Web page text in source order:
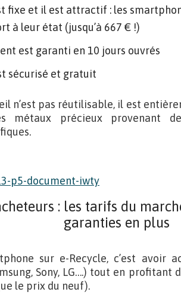
fixe et il est attractif : les
à leur état (jusqu’à 667 € !)
est garanti en 10 jours ouvrés
sécurisé et gratuit
n’est pas réutilisable, il est
métaux précieux provenant
: les tarifs du
garanties en plus
sur e-Recycle, c’est avoir
Sony, LG….) tout en profitant
le prix du neuf).